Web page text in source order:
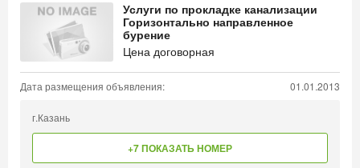
Услуги по прокладке канализации
Горизонтально направленное
бурение
Цена договорная
Дата размещения объявления: 01.01.2013
г.Казань
+7 ПОКАЗАТЬ НОМЕР